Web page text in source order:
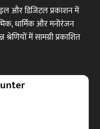
और डिजिटल प्रकाशन में
धार्मिक और मनोरंजन
में सामग्री प्रकाशित